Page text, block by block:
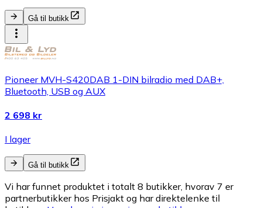
Gå til butikk
Pioneer MVH-S420DAB 1-DIN bilradio med DAB+,
Bluetooth, USB og AUX
2 698 kr
I lager
Gå til butikk
Vi har funnet produktet i totalt 8 butikker, hvorav 7 er
partnerbutikker hos Prisjakt og har direktelenke til